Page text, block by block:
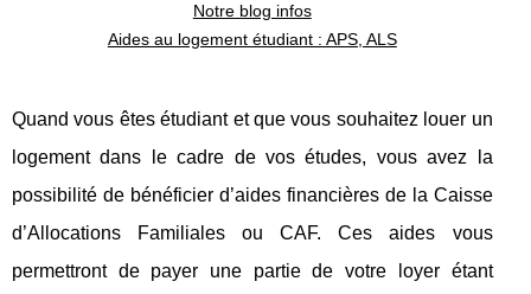
Notre blog infos
Aides au logement étudiant : APS, ALS
Quand vous êtes étudiant et que vous souhaitez louer un
logement dans le cadre de vos études, vous avez la
possibilité de bénéficier d’aides financières de la Caisse
d’Allocations Familiales ou CAF. Ces aides vous
permettront de payer une partie de votre loyer étant